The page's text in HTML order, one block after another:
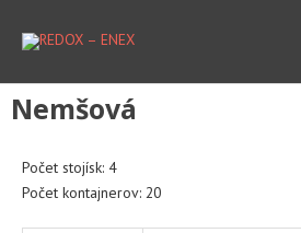
Nemšová
Počet stojísk: 4
Počet kontajnerov: 20